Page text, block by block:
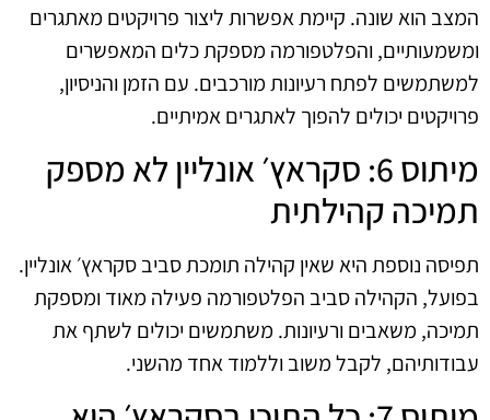
המצב הוא שונה. קיימת אפשרות ליצור פרויקטים מאתגרים
ומשמעותיים, והפלטפורמה מספקת כלים המאפשרים
למשתמשים לפתח רעיונות מורכבים. עם הזמן והניסיון,
פרויקטים יכולים להפוך לאתגרים אמיתיים.
מיתוס 6: סקראץ׳ אונליין לא מספק
תמיכה קהילתית
תפיסה נוספת היא שאין קהילה תומכת סביב סקראץ׳ אונליין.
בפועל, הקהילה סביב הפלטפורמה פעילה מאוד ומספקת
תמיכה, משאבים ורעיונות. משתמשים יכולים לשתף את
עבודותיהם, לקבל משוב וללמוד אחד מהשני.